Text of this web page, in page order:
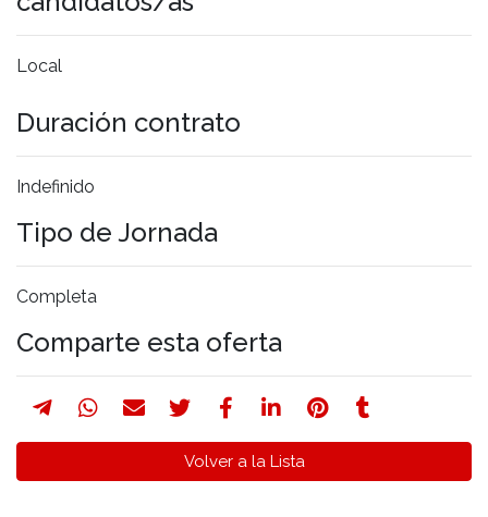
Local
Duración contrato
Indefinido
Tipo de Jornada
Completa
Comparte esta oferta
Volver a la Lista